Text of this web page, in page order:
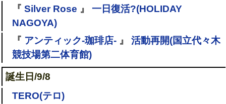
『 Silver Rose 』 一日復活?(HOLIDAY
NAGOYA)
『 アンティック-珈琲店-』 活動再開(国立代々木
競技場第二体育館)
誕生日/9/8
TERO(テロ)